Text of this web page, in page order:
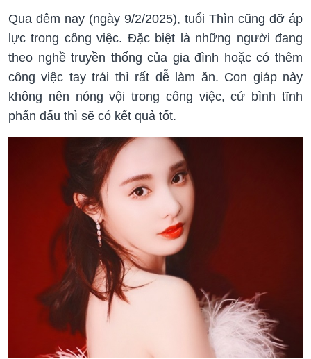
Qua đêm nay (ngày 9/2/2025), tuổi Thìn cũng đỡ áp
lực trong công việc. Đặc biệt là những người đang
theo nghề truyền thống của gia đình hoặc có thêm
công việc tay trái thì rất dễ làm ăn. Con giáp này
không nên nóng vội trong công việc, cứ bình tĩnh
phấn đấu thì sẽ có kết quả tốt.